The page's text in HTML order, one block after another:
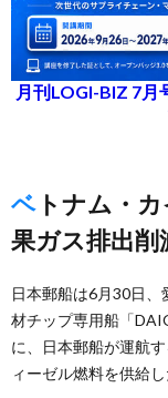
月刊LOGI-BIZ 7月
ベトナム・カイラン港に無事到着、温室効
果ガス排出削
日本郵船は6月30日
材チップ専用船「
に、日本郵船が運航
ィーゼル燃料を供給し